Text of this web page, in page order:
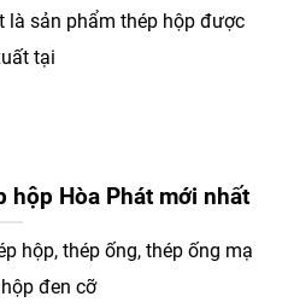
là sản phẩm thép hộp được
tại
hộp Hòa Phát mới nhất
hộp, thép ống, thép ống mạ
đen cỡ